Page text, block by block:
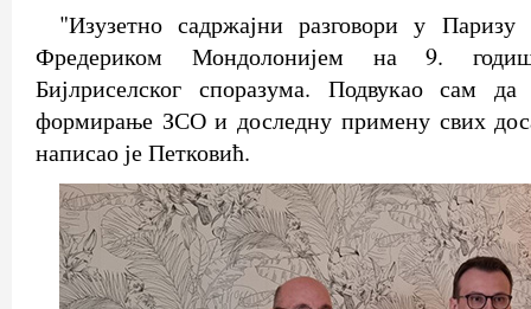
"Изузетно садржајни разговори у
Фредериком Мондолонијем на 9.
Бијлриселског споразума. Подвукао сам
формирање ЗСО и доследну примену свих
написао је Петковић.